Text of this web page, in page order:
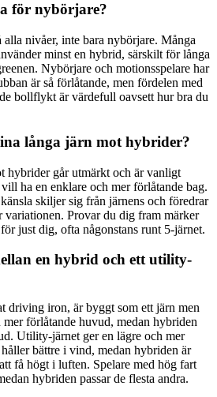
för nybörjare?
alla nivåer, inte bara nybörjare. Många
minst en hybrid, särskilt för långa
Nybörjare och motionsspelare har
är så förlåtande, men fördelen med
bollflykt är värdefull oavsett hur bra du
långa järn mot hybrider?
hybrider går utmärkt och är vanligt
ha en enklare och mer förlåtande bag.
skiljer sig från järnens och föredrar
variationen. Provar du dig fram märker
just dig, ofta någonstans runt 5-järnet.
en hybrid och ett utility-
driving iron, är byggt som ett järn men
förlåtande huvud, medan hybriden
Utility-järnet ger en lägre och mer
bättre i vind, medan hybriden är
få högt i luften. Spelare med hög fart
hybriden passar de flesta andra.